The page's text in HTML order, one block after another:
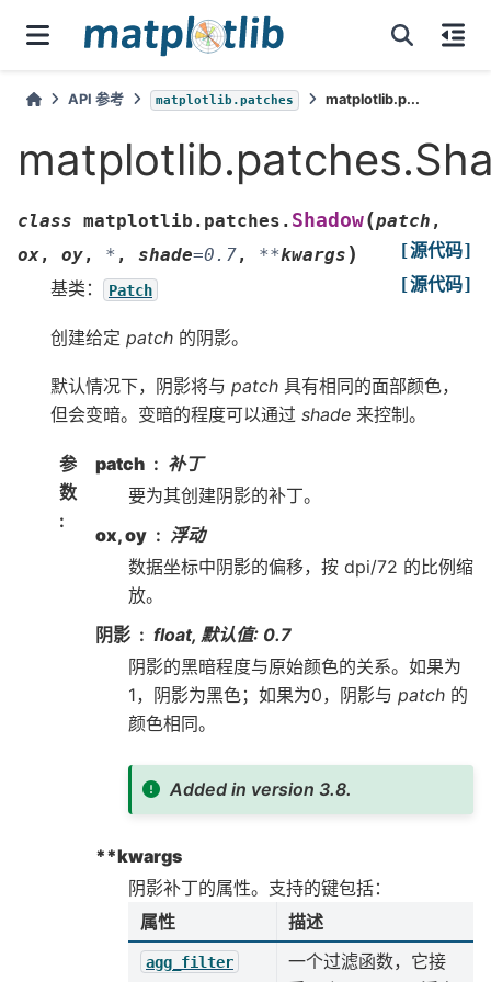
API 参考 matplotlib.patches matplotlib.p...
class matplotlib.patches. Shadow(patch ,
ox, oy, * , shade=0.7, **kwargs )
[源代码]
[源代码]
基类： Patch
创建给定 patch 的阴影。
默认情况下，阴影将与 patch 具有相同的面部颜色，
但会变暗。变暗的程度可以通过 shade 来控制。
参
数
:
patch
补丁
要为其创建阴影的补丁。
ox, oy
浮动
数据坐标中阴影的偏移，按 dpi/72 的比例缩
放。
阴影
float, 默认值: 0.7
阴影的黑暗程度与原始颜色的关系。如果为
1，阴影为黑色；如果为0，阴影与 patch 的
颜色相同。
Added in version 3.8.
**kwargs
阴影补丁的属性。支持的键包括：
属性
描述
agg_filter
一个过滤函数，它接